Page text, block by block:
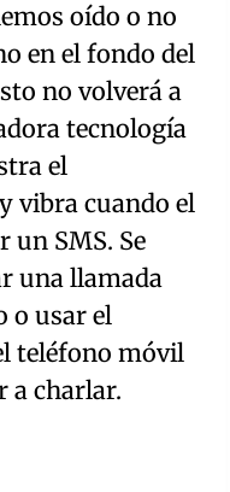
oído o no
en el fondo del
no volverá a
tecnología
el
vibra cuando el
un SMS. Se
una llamada
o usar el
teléfono móvil
a charlar.